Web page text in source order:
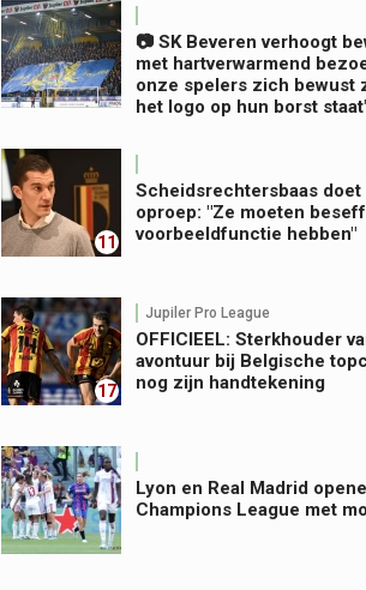
📷 SK Beveren verhoogt
met hartverwarmend
onze spelers zich bewust
het logo op hun borst
11
Scheidsrechtersbaas
oproep: "Ze moeten
voorbeeldfunctie hebben"
17
Jupiler Pro League
OFFICIEEL: Sterkhouder
avontuur bij Belgische
nog zijn handtekening
Lyon en Real Madrid
Champions League met